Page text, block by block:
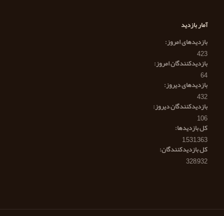
آمار بازدید
بازدیدهای امروز:
423
بازدیدکنندگان امروز:
64
بازدیدهای دیروز:
432
بازدیدکنندگان دیروز:
106
کل بازدیدها:
1,531,363
کل بازدیدکنند‌گان:
328,932